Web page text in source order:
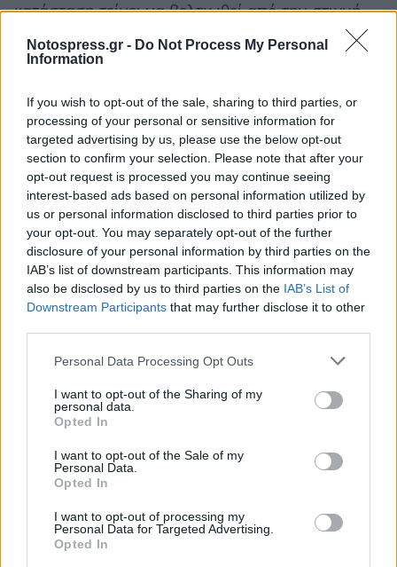
Notospress.gr - Do Not Process My Personal
Information
If you wish to opt-out of the sale, sharing to third parties, or
processing of your personal or sensitive information for
targeted advertising by us, please use the below opt-out
section to confirm your selection. Please note that after your
opt-out request is processed you may continue seeing
interest-based ads based on personal information utilized by
us or personal information disclosed to third parties prior to
your opt-out. You may separately opt-out of the further
disclosure of your personal information by third parties on the
IAB’s list of downstream participants. This information may
also be disclosed by us to third parties on the IAB’s List of
Downstream Participants that may further disclose it to other
Personal Data Processing Opt Outs
I want to opt-out of the Sharing of my
personal data.
Opted In
I want to opt-out of the Sale of my
Personal Data.
Opted In
I want to opt-out of processing my
Personal Data for Targeted Advertising.
Opted In
κατάσταση τείνει να βελτιωθεί από την στιγμή
που επέδειξε προσωπικό ενδιαφέρον ο
υπουργός Υγείας κ Λοβέρδος, μετα τη
Μονάδα.